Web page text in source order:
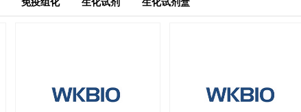
免疫组化 生化试剂 生化试剂盒